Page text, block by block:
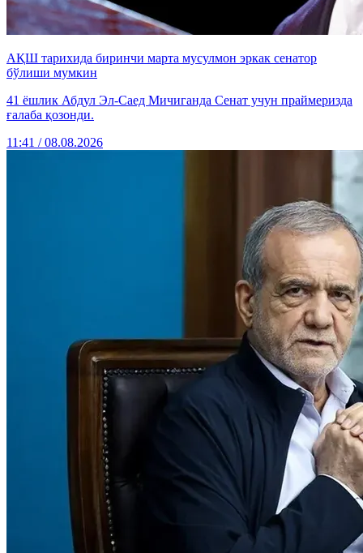
АҚШ тарихида биринчи марта мусулмон эркак сенатор
бўлиши мумкин
41 ёшлик Абдул Эл-Саед Мичиганда Сенат учун праймеризда
ғалаба қозонди.
11:41 / 08.08.2026